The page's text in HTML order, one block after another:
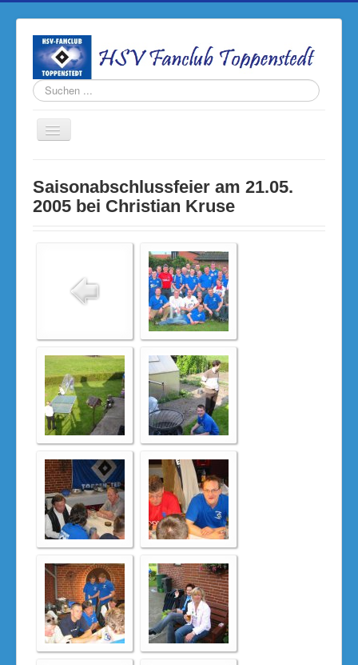
Suchen
...
Navigation
an/aus
Termine
Saisonabschlussfeier am 21.05.
2005 bei Christian Kruse